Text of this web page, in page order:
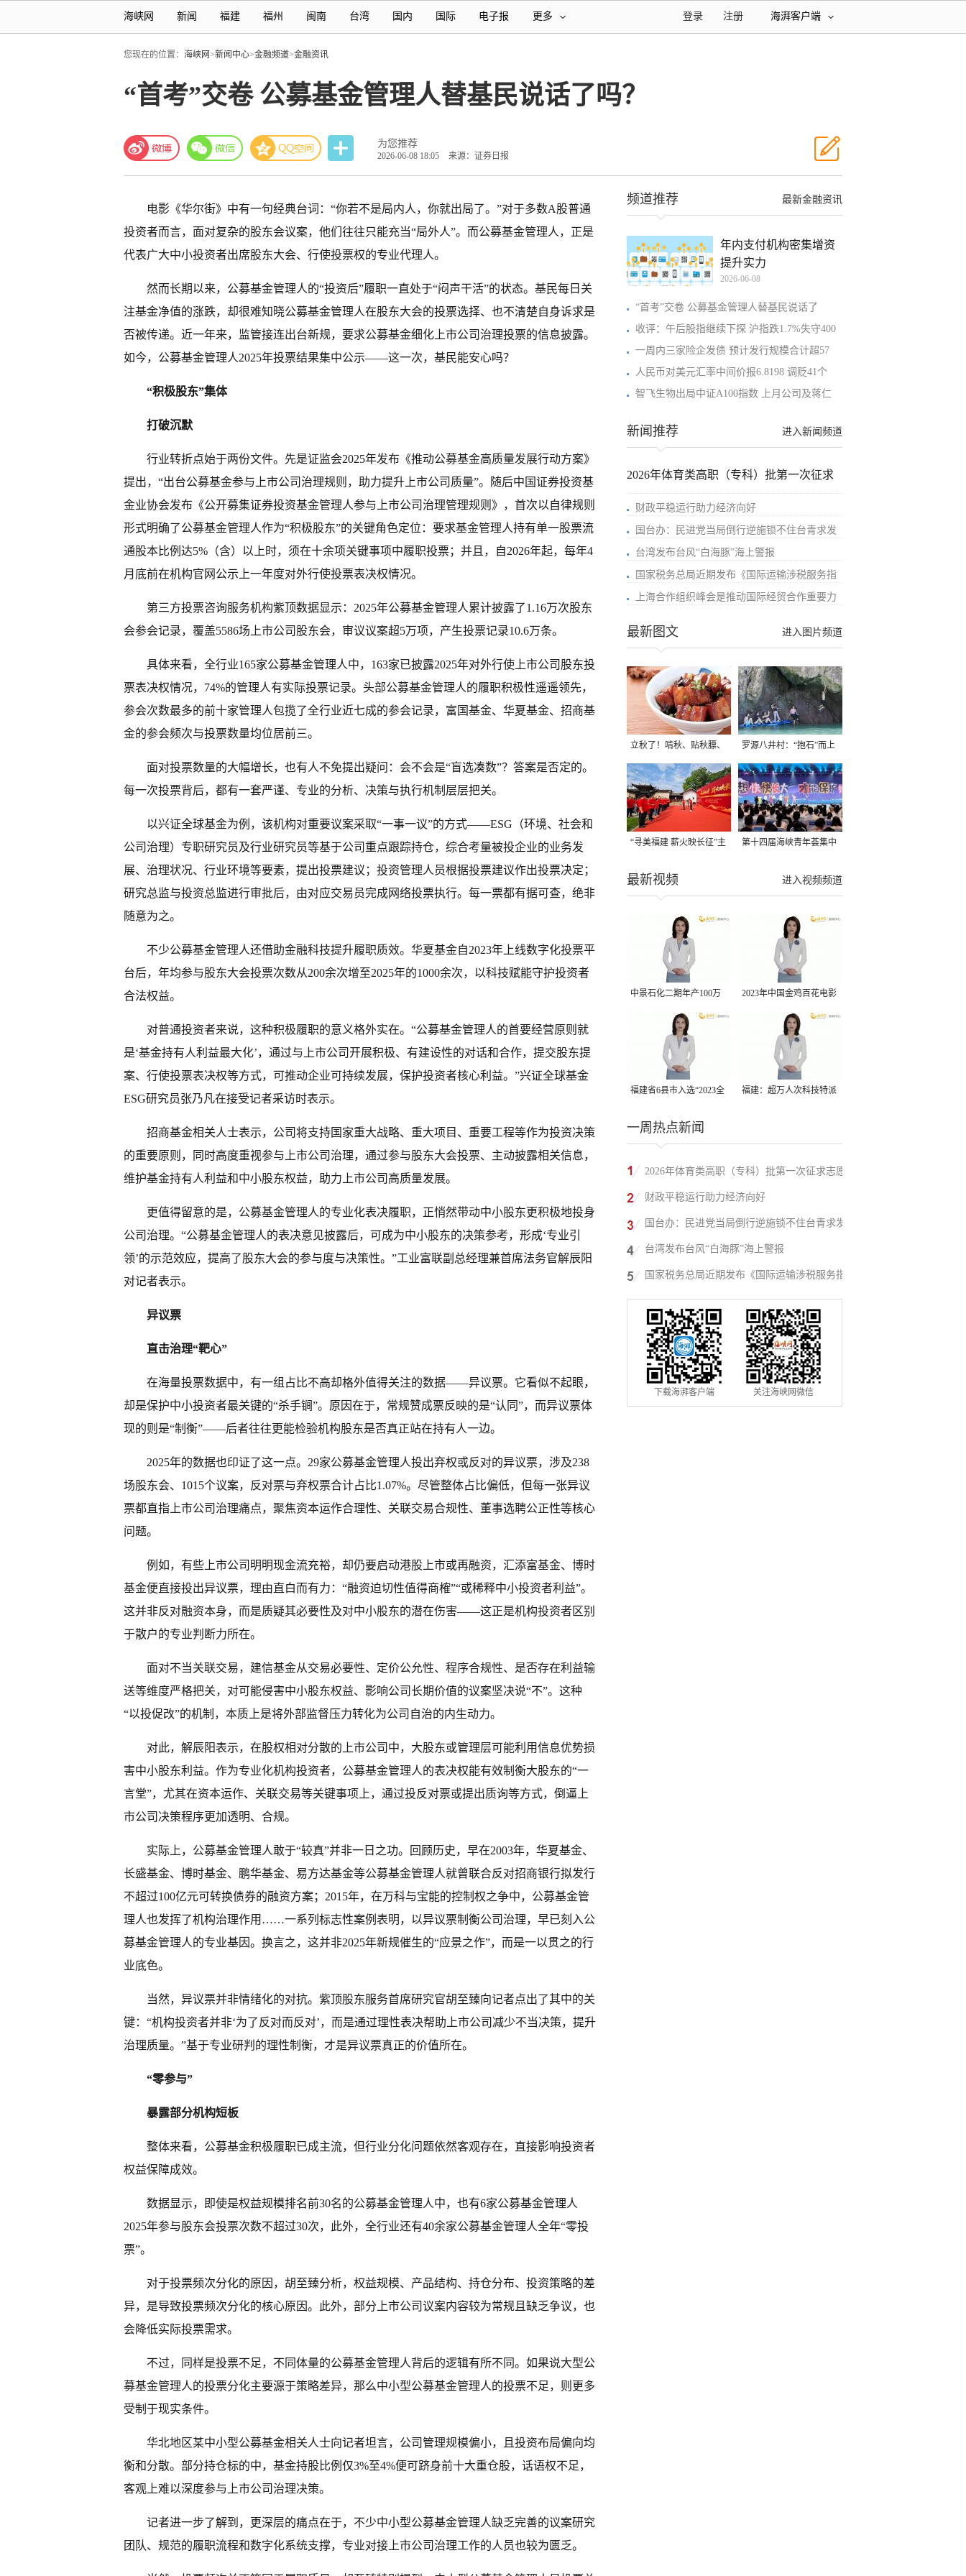
海峡网 新闻 福建 福州 闽南 台湾 国内 国际 电子报 更多 海湃客户端
注册
登录
您现在的位置： 海峡网>新闻中心>金融频道>金融资讯
“首考”交卷 公募基金管理人替基民说话了吗？
为您推荐
2026-06-08 18:05 来源：证券日报
电影《华尔街》中有一句经典台词：“你若不是局内人，你就出局了。”对于多数A股普通
投资者而言，面对复杂的股东会议案，他们往往只能充当“局外人”。而公募基金管理人，正是
代表广大中小投资者出席股东大会、行使投票权的专业代理人。
然而长期以来，公募基金管理人的“投资后”履职一直处于“闷声干活”的状态。基民每日关
注基金净值的涨跌，却很难知晓公募基金管理人在股东大会的投票选择、也不清楚自身诉求是
否被传递。近一年来，监管接连出台新规，要求公募基金细化上市公司治理投票的信息披露。
如今，公募基金管理人2025年投票结果集中公示——这一次，基民能安心吗？
“积极股东”集体
打破沉默
行业转折点始于两份文件。先是证监会2025年发布《推动公募基金高质量发展行动方案》
提出，“出台公募基金参与上市公司治理规则，助力提升上市公司质量”。随后中国证券投资基
金业协会发布《公开募集证券投资基金管理人参与上市公司治理管理规则》，首次以自律规则
形式明确了公募基金管理人作为“积极股东”的关键角色定位：要求基金管理人持有单一股票流
通股本比例达5%（含）以上时，须在十余项关键事项中履职投票；并且，自2026年起，每年4
月底前在机构官网公示上一年度对外行使投票表决权情况。
第三方投票咨询服务机构紫顶数据显示：2025年公募基金管理人累计披露了1.16万次股东
会参会记录，覆盖5586场上市公司股东会，审议议案超5万项，产生投票记录10.6万条。
具体来看，全行业165家公募基金管理人中，163家已披露2025年对外行使上市公司股东投
票表决权情况，74%的管理人有实际投票记录。头部公募基金管理人的履职积极性遥遥领先，
参会次数最多的前十家管理人包揽了全行业近七成的参会记录，富国基金、华夏基金、招商基
金的参会频次与投票数量均位居前三。
面对投票数量的大幅增长，也有人不免提出疑问：会不会是“盲选凑数”？答案是否定的。
每一次投票背后，都有一套严谨、专业的分析、决策与执行机制层层把关。
以兴证全球基金为例，该机构对重要议案采取“一事一议”的方式——ESG（环境、社会和
公司治理）专职研究员及行业研究员等基于公司重点跟踪持仓，综合考量被投企业的业务发
展、治理状况、行业环境等要素，提出投票建议；投资管理人员根据投票建议作出投票决定；
研究总监与投资总监进行审批后，由对应交易员完成网络投票执行。每一票都有据可查，绝非
随意为之。
不少公募基金管理人还借助金融科技提升履职质效。华夏基金自2023年上线数字化投票平
台后，年均参与股东大会投票次数从200余次增至2025年的1000余次，以科技赋能守护投资者
合法权益。
对普通投资者来说，这种积极履职的意义格外实在。“公募基金管理人的首要经营原则就
是‘基金持有人利益最大化’，通过与上市公司开展积极、有建设性的对话和合作，提交股东提
案、行使投票表决权等方式，可推动企业可持续发展，保护投资者核心利益。”兴证全球基金
ESG研究员张乃凡在接受记者采访时表示。
招商基金相关人士表示，公司将支持国家重大战略、重大项目、重要工程等作为投资决策
的重要原则，同时高度重视参与上市公司治理，通过参与股东大会投票、主动披露相关信息，
维护基金持有人利益和中小股东权益，助力上市公司高质量发展。
更值得留意的是，公募基金管理人的专业化表决履职，正悄然带动中小股东更积极地投身
公司治理。“公募基金管理人的表决意见披露后，可成为中小股东的决策参考，形成‘专业引
领’的示范效应，提高了股东大会的参与度与决策性。”工业富联副总经理兼首席法务官解辰阳
对记者表示。
异议票
直击治理“靶心”
在海量投票数据中，有一组占比不高却格外值得关注的数据——异议票。它看似不起眼，
却是保护中小投资者最关键的“杀手锏”。原因在于，常规赞成票反映的是“认同”，而异议票体
现的则是“制衡”——后者往往更能检验机构股东是否真正站在持有人一边。
2025年的数据也印证了这一点。29家公募基金管理人投出弃权或反对的异议票，涉及238
场股东会、1015个议案，反对票与弃权票合计占比1.07%。尽管整体占比偏低，但每一张异议
票都直指上市公司治理痛点，聚焦资本运作合理性、关联交易合规性、董事选聘公正性等核心
问题。
例如，有些上市公司明明现金流充裕，却仍要启动港股上市或再融资，汇添富基金、博时
基金便直接投出异议票，理由直白而有力：“融资迫切性值得商榷”“或稀释中小投资者利益”。
这并非反对融资本身，而是质疑其必要性及对中小股东的潜在伤害——这正是机构投资者区别
于散户的专业判断力所在。
面对不当关联交易，建信基金从交易必要性、定价公允性、程序合规性、是否存在利益输
送等维度严格把关，对可能侵害中小股东权益、影响公司长期价值的议案坚决说“不”。这种
“以投促改”的机制，本质上是将外部监督压力转化为公司自治的内生动力。
对此，解辰阳表示，在股权相对分散的上市公司中，大股东或管理层可能利用信息优势损
害中小股东利益。作为专业化机构投资者，公募基金管理人的表决权能有效制衡大股东的“一
言堂”，尤其在资本运作、关联交易等关键事项上，通过投反对票或提出质询等方式，倒逼上
市公司决策程序更加透明、合规。
实际上，公募基金管理人敢于“较真”并非一日之功。回顾历史，早在2003年，华夏基金、
长盛基金、博时基金、鹏华基金、易方达基金等公募基金管理人就曾联合反对招商银行拟发行
不超过100亿元可转换债券的融资方案；2015年，在万科与宝能的控制权之争中，公募基金管
理人也发挥了机构治理作用……一系列标志性案例表明，以异议票制衡公司治理，早已刻入公
募基金管理人的专业基因。换言之，这并非2025年新规催生的“应景之作”，而是一以贯之的行
业底色。
当然，异议票并非情绪化的对抗。紫顶股东服务首席研究官胡至臻向记者点出了其中的关
键：“机构投资者并非‘为了反对而反对’，而是通过理性表决帮助上市公司减少不当决策，提升
治理质量。”基于专业研判的理性制衡，才是异议票真正的价值所在。
“零参与”
暴露部分机构短板
整体来看，公募基金积极履职已成主流，但行业分化问题依然客观存在，直接影响投资者
权益保障成效。
数据显示，即使是权益规模排名前30名的公募基金管理人中，也有6家公募基金管理人
2025年参与股东会投票次数不超过30次，此外，全行业还有40余家公募基金管理人全年“零投
票”。
对于投票频次分化的原因，胡至臻分析，权益规模、产品结构、持仓分布、投资策略的差
异，是导致投票频次分化的核心原因。此外，部分上市公司议案内容较为常规且缺乏争议，也
会降低实际投票需求。
不过，同样是投票不足，不同体量的公募基金管理人背后的逻辑有所不同。如果说大型公
募基金管理人的投票分化主要源于策略差异，那么中小型公募基金管理人的投票不足，则更多
受制于现实条件。
华北地区某中小型公募基金相关人士向记者坦言，公司管理规模偏小，且投资布局偏向均
衡和分散。部分持仓标的中，基金持股比例仅3%至4%便可跻身前十大重仓股，话语权不足，
客观上难以深度参与上市公司治理决策。
记者进一步了解到，更深层的痛点在于，不少中小型公募基金管理人缺乏完善的议案研究
团队、规范的履职流程和数字化系统支撑，专业对接上市公司治理工作的人员也较为匮乏。
最新金融资讯
频道推荐
年内支付机构密集增资
提升实力
2026-06-08
“首考”交卷 公募基金管理人替基民说话了
收评：午后股指继续下探 沪指跌1.7%失守400
一周内三家险企发债 预计发行规模合计超57
人民币对美元汇率中间价报6.8198 调贬41个
智飞生物出局中证A100指数 上月公司及蒋仁
进入新闻频道
新闻推荐
2026年体育类高职（专科）批第一次征求
财政平稳运行助力经济向好
国台办：民进党当局倒行逆施锁不住台青求发
台湾发布台风“白海豚”海上警报
国家税务总局近期发布《国际运输涉税服务指
上海合作组织峰会是推动国际经贸合作重要力
进入图片频道
最新图文
立秋了！啃秋、贴秋膘、
晒秋，福建人这样过才够
味→
罗源八井村：“抱石”而上
“寻美福建 薪火映长征”主 第十四届海峡青年荟集中
进入视频频道
最新视频
中景石化二期年产100万
吨丙烷脱氢项目建成中交
2023年中国金鸡百花电影
节有福电影巡展31日启动
福建省6县市入选“2023全 福建：超万人次科技特派
一周热点新闻
2026年体育类高职（专科）批第一次征求志愿
填报
财政平稳运行助力经济向好
国台办：民进党当局倒行逆施锁不住台青求发
展的心
台湾发布台风“白海豚”海上警报
国家税务总局近期发布《国际运输涉税服务指
引》
下载海湃客户端 关注海峡网微信